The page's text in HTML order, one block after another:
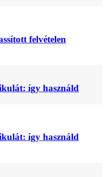
felvételen
így használd
így használd